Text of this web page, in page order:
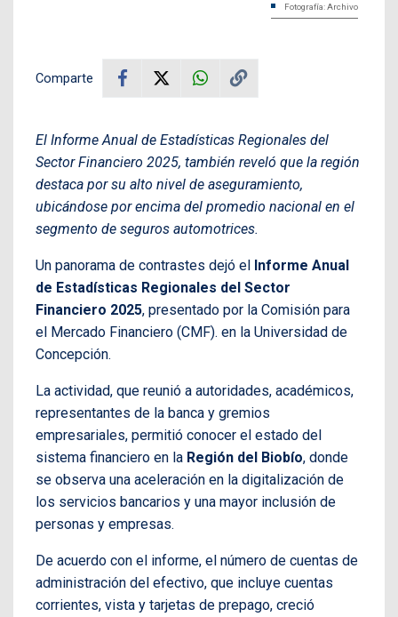
Fotografía: Archivo
Comparte
El Informe Anual de Estadísticas Regionales del
Sector Financiero 2025, también reveló que la región
destaca por su alto nivel de aseguramiento,
ubicándose por encima del promedio nacional en el
segmento de seguros automotrices.
Un panorama de contrastes dejó el Informe Anual
de Estadísticas Regionales del Sector
Financiero 2025, presentado por la Comisión para
el Mercado Financiero (CMF). en la Universidad de
Concepción.
La actividad, que reunió a autoridades, académicos,
representantes de la banca y gremios
empresariales, permitió conocer el estado del
sistema financiero en la Región del Biobío, donde
se observa una aceleración en la digitalización de
los servicios bancarios y una mayor inclusión de
personas y empresas.
De acuerdo con el informe, el número de cuentas de
administración del efectivo, que incluye cuentas
corrientes, vista y tarjetas de prepago, creció